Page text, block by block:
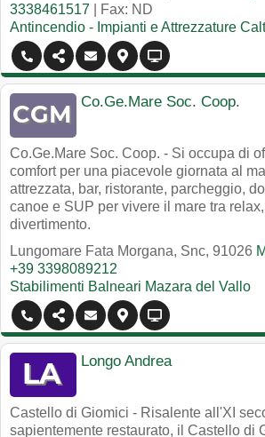
3338461517 | Fax: ND
Antincendio - Impianti e Attrezzature
Co.Ge.Mare Soc. Coop.
Co.Ge.Mare Soc. Coop. - Si occupa di
comfort per una piacevole giornata al
attrezzata, bar, ristorante, parcheggio,
canoe e SUP per vivere il mare tra
divertimento.
Lungomare Fata Morgana, Snc, 91026
+39 3398089212
Stabilimenti Balneari Mazara del Vallo
Longo Andrea
Castello di Giomici - Risalente all'XI
sapientemente restaurato, il Castello di